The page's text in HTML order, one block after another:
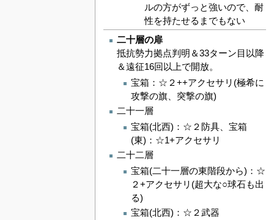
ルの方がずっと強いので、耐
性を持たせるまでもない
二十層の扉
抵抗勢力拠点判明＆33ターン目以降
＆遠征16回以上で開放。
宝箱：☆２++アクセサリ(極希に
攻撃の旗、突撃の旗)
二十一層
宝箱(北西)：☆２防具、宝箱
(東)：☆1+アクセサリ
二十二層
宝箱(二十一層の東階段から)：☆
２+アクセサリ(超大な○球石も出
る)
宝箱(北西)：☆２武器